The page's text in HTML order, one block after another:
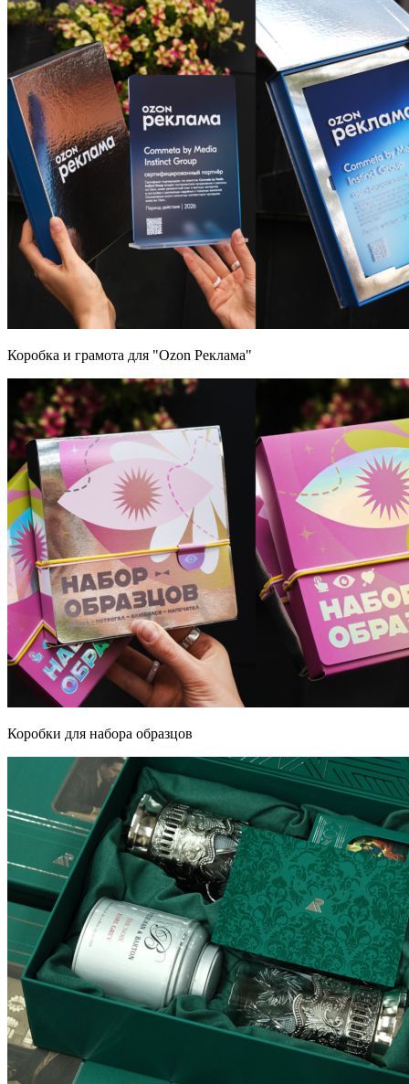
Коробка и грамота для "Ozon Реклама"
Коробки для набора образцов